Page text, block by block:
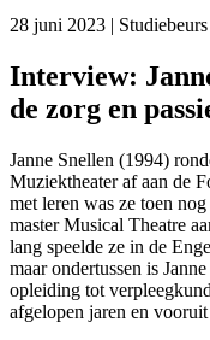
28 juni 2023 | Studiebeurs
Interview:
de zorg en
Janne Snellen (1994)
Muziektheater af aan de
met leren was ze toen
master Musical Theatre
lang speelde ze in de
maar ondertussen is
opleiding tot
afgelopen jaren en